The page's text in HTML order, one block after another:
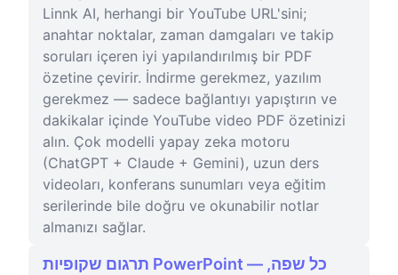
Linnk AI, herhangi bir YouTube URL'sini;
anahtar noktalar, zaman damgaları ve takip
soruları içeren iyi yapılandırılmış bir PDF
özetine çevirir. İndirme gerekmez, yazılım
gerekmez — sadece bağlantıyı yapıştırın ve
dakikalar içinde YouTube video PDF özetinizi
alın. Çok modelli yapay zeka motoru
(ChatGPT + Claude + Gemini), uzun ders
videoları, konferans sunumları veya eğitim
serilerinde bile doğru ve okunabilir notlar
almanızı sağlar.
תרגום שקופיות PowerPoint — כל שפה,